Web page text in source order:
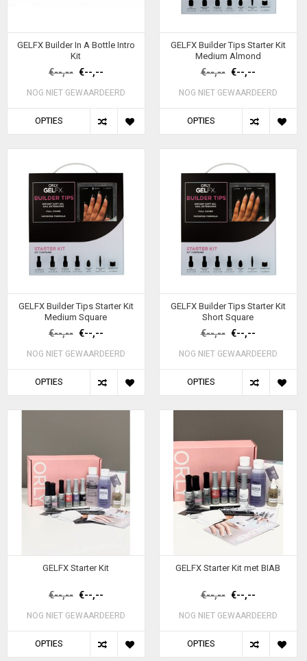
GELFX Builder In A Bottle Intro
Kit
€--,-- €--,--
NOG NIET GEWAARDEERD
OPTIES
GELFX Builder Tips Starter Kit
Medium Almond
€--,-- €--,--
NOG NIET GEWAARDEERD
OPTIES
GELFX Builder Tips Starter Kit
Medium Square
€--,-- €--,--
NOG NIET GEWAARDEERD
OPTIES
GELFX Builder Tips Starter Kit
Short Square
€--,-- €--,--
NOG NIET GEWAARDEERD
OPTIES
GELFX Starter Kit
€--,-- €--,--
NOG NIET GEWAARDEERD
OPTIES
GELFX Starter Kit met BIAB
€--,-- €--,--
NOG NIET GEWAARDEERD
OPTIES